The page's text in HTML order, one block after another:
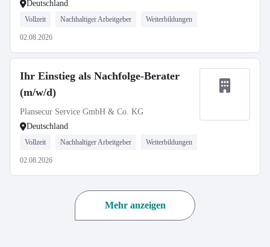
Deutschland
Vollzeit Nachhaltiger Arbeitgeber Weiterbildungen
02.08.2026
Ihr Einstieg als Nachfolge-Berater
(m/w/d)
Plansecur Service GmbH & Co. KG
Deutschland
Vollzeit Nachhaltiger Arbeitgeber Weiterbildungen
02.08.2026
Mehr anzeigen